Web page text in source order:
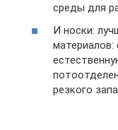
среды для
И носки:
резкого